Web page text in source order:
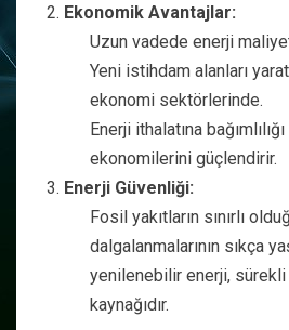
Ekonomik Avantajlar:
Uzun vadede enerji
Yeni istihdam alanları
ekonomi sektörlerinde.
Enerji ithalatına
ekonomilerini güçlendirir.
Enerji Güvenliği:
Fosil yakıtların sınırlı
dalgalanmalarının sıkça
yenilenebilir enerji,
kaynağıdır.